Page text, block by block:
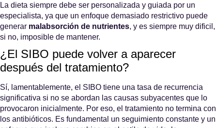
La dieta siempre debe ser personalizada y guiada por un
especialista, ya que un enfoque demasiado restrictivo puede
generar malabsorción de nutrientes, y es siempre muy dificil,
si no, imposible de mantener.
¿El SIBO puede volver a aparecer
después del tratamiento?
Sí, lamentablemente, el SIBO tiene una tasa de recurrencia
significativa si no se abordan las causas subyacentes que lo
provocaron inicialmente. Por eso, el tratamiento no termina con
los antibióticos. Es fundamental un seguimiento constante y un